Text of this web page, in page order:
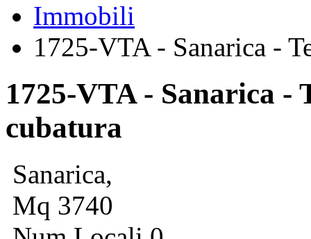
Immobili
1725-VTA - Sanarica -
1725-VTA - Sanarica -
cubatura
Sanarica,
Mq 3740